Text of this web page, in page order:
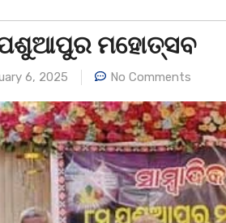
ମହୋତ୍ସବ
6, 2025 No Comments